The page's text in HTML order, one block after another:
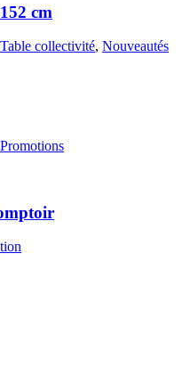
cm
Table collectivité, Nouveautés
Promotions